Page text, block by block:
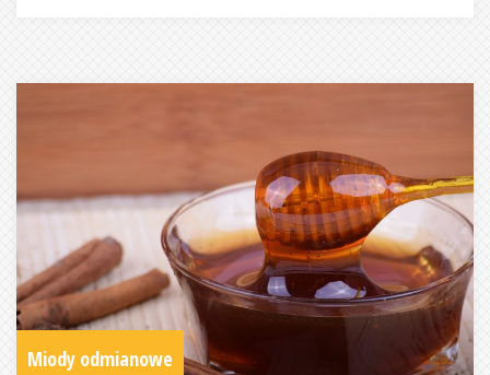
Miody odmianowe